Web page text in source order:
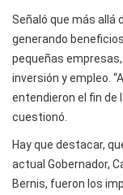
Señaló que más allá
generando
pequeñas
inversión y empleo.
entendieron el fin de
cuestionó.
Hay que destacar,
actual Gobernador,
Bernis, fueron los